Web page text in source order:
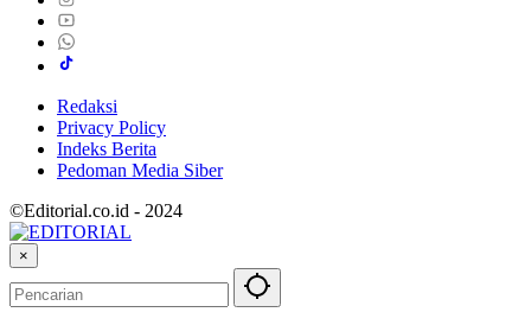
Redaksi
Privacy Policy
Indeks Berita
Pedoman Media Siber
©Editorial.co.id - 2024
×